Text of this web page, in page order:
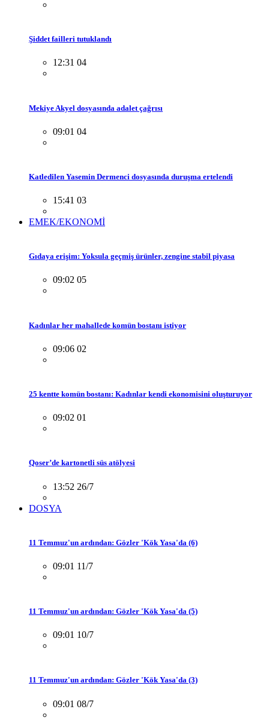
Şiddet failleri tutuklandı
12:31 04
Mekiye Akyel dosyasında adalet çağrısı
09:01 04
Katledilen Yasemin Dermenci dosyasında duruşma ertelendi
15:41 03
EMEK/EKONOMİ
Gıdaya erişim: Yoksula geçmiş ürünler, zengine stabil piyasa
09:02 05
Kadınlar her mahallede komün bostanı istiyor
09:06 02
25 kentte komün bostanı: Kadınlar kendi ekonomisini oluşturuyor
09:02 01
Qoser’de kartonetli süs atölyesi
13:52 26/7
DOSYA
11 Temmuz'un ardından: Gözler 'Kök Yasa'da (6)
09:01 11/7
11 Temmuz'un ardından: Gözler 'Kök Yasa'da (5)
09:01 10/7
11 Temmuz'un ardından: Gözler 'Kök Yasa'da (3)
09:01 08/7